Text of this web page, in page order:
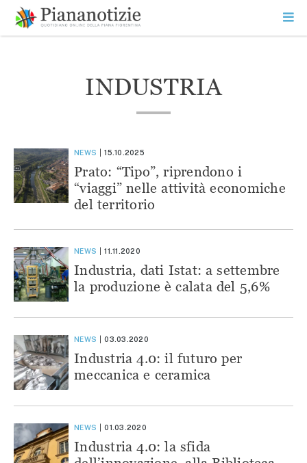
contenuto
SEARCH
INDUSTRIA
NEWS 15.10.2025
Prato: “Tipo”, riprendono i
“viaggi” nelle attività economiche
del territorio
NEWS 11.11.2020
Industria, dati Istat: a settembre
la produzione è calata del 5,6%
NEWS 03.03.2020
Industria 4.0: il futuro per
meccanica e ceramica
NEWS 01.03.2020
Industria 4.0: la sfida